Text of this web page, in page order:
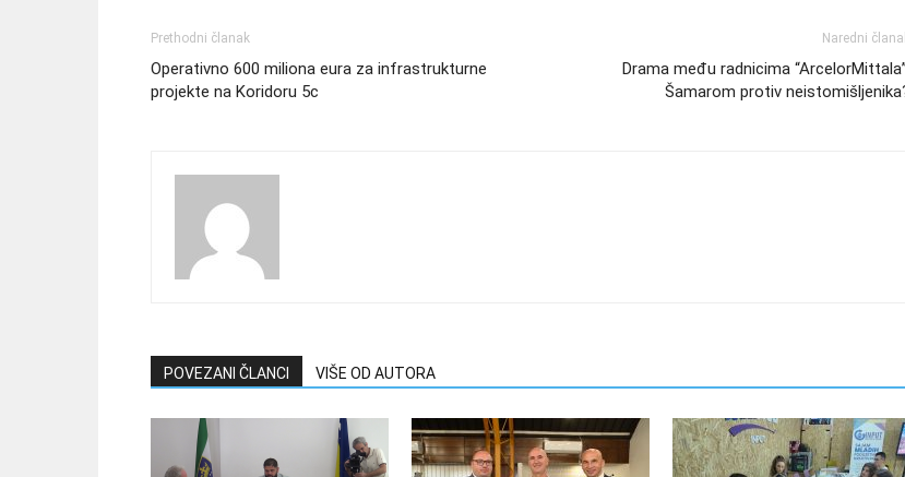
Prethodni članak
Operativno 600 miliona eura za infrastrukturne
projekte na Koridoru 5c
Naredni
Drama među radnicima
Šamarom protiv
POVEZANI ČLANCI VIŠE OD AUTORA